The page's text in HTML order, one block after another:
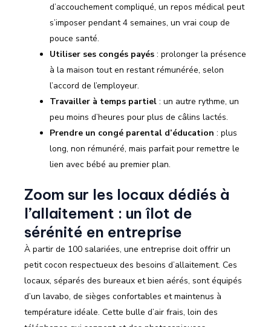
d’accouchement compliqué, un repos médical peut
s’imposer pendant 4 semaines, un vrai coup de
pouce santé.
Utiliser ses congés payés : prolonger la présence
à la maison tout en restant rémunérée, selon
l’accord de l’employeur.
Travailler à temps partiel : un autre rythme, un
peu moins d’heures pour plus de câlins lactés.
Prendre un congé parental d’éducation : plus
long, non rémunéré, mais parfait pour remettre le
lien avec bébé au premier plan.
Zoom sur les locaux dédiés à
l’allaitement : un îlot de
sérénité en entreprise
À partir de 100 salariées, une entreprise doit offrir un
petit cocon respectueux des besoins d’allaitement. Ces
locaux, séparés des bureaux et bien aérés, sont équipés
d’un lavabo, de sièges confortables et maintenus à
température idéale. Cette bulle d’air frais, loin des